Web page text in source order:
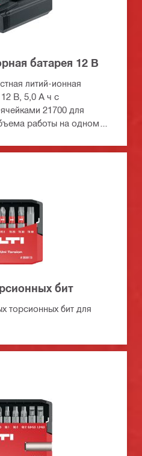
батарея 12 В
литий-ионная
12 В, 5,0 А ч с
21700 для
работы на одном
бит
торсионных бит для